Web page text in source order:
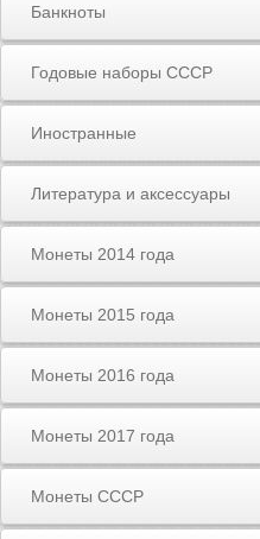
Банкноты
Годовые наборы СССР
Иностранные
Литература и аксессуары
Монеты 2014 года
Монеты 2015 года
Монеты 2016 года
Монеты 2017 года
Монеты СССР